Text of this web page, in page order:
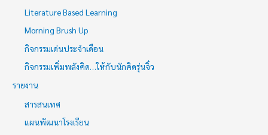
Literature Based Learning
Morning Brush Up
กิจกรรมเด่นประจำเดือน
กิจกรรมเพิ่มพลังคิด…ให้กับนักคิดรุ่นจิ๋ว
รายงาน
สารสนเทศ
แผนพัฒนาโรงเรียน